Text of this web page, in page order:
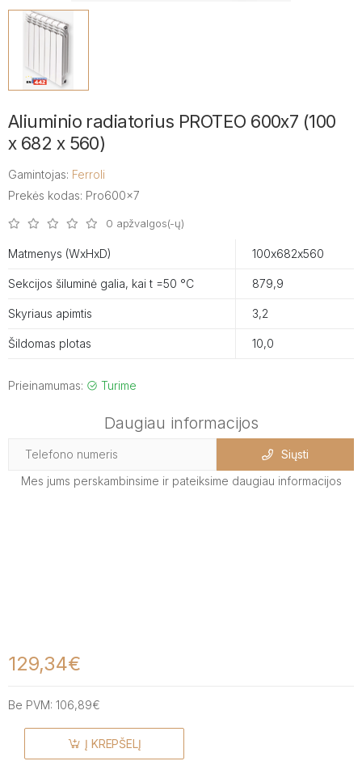
Aliuminio radiatorius PROTEO 600x7 (100
x 682 x 560)
Gamintojas: Ferroli
Prekės kodas: Pro600x7
0 apžvalgos(-ų)
Matmenys (WxHxD) 100х682х560
Sekcijos šiluminė galia, kai t =50 °C 879,9
Skyriaus apimtis 3,2
Šildomas plotas 10,0
Prieinamumas: Turime
Daugiau informacijos
Siųsti
Mes jums perskambinsime ir pateiksime daugiau informacijos
129,34€
Be PVM: 106,89€
Į KREPŠELĮ